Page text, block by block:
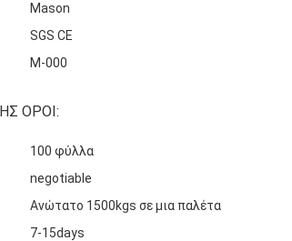
Mason
SGS CE
Μ-000
ΌΡΟΙ:
100 φύλλα
negotiable
Ανώτατο 1500kgs σε μια παλέτα
7-15days